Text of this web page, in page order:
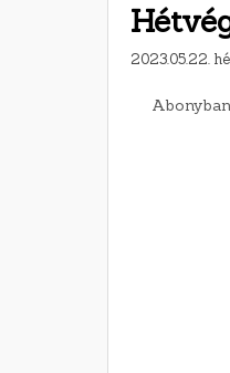
2023.05.22.